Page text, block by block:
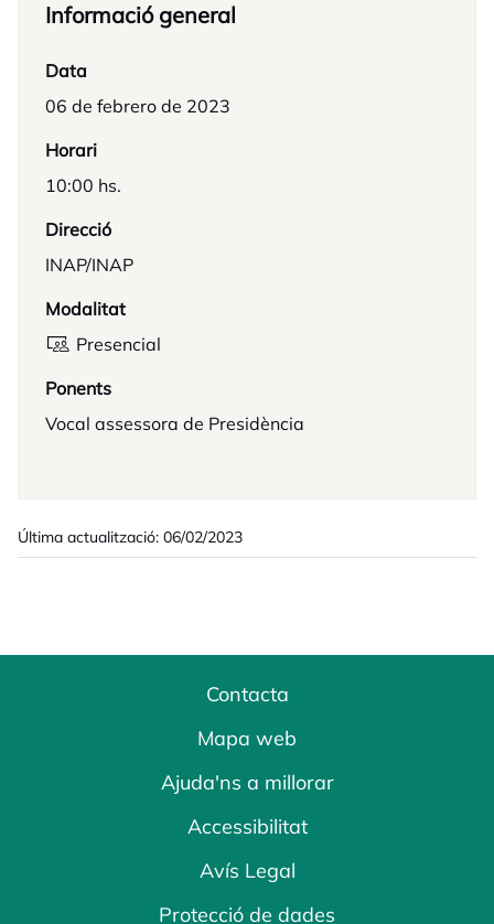
Informació general
Data
06 de febrero de 2023
Horari
10:00 hs.
Direcció
INAP/INAP
Modalitat
Presencial
Ponents
Vocal assessora de Presidència
Última actualització: 06/02/2023
Contacta
Mapa web
Ajuda'ns a millorar
Accessibilitat
Avís Legal
Protecció de dades